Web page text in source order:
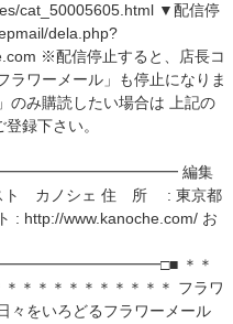
cat_50005605.html ▼配信停
dela.php?
※配信停止すると、店長コ
ラワーメール」も停止になりま
のみ購読したい場合は 上記の
録下さい。
編集
ト カノシェ 住 所 : 東京都
: http://www.kanoche.com/ お
＊＊
＊＊＊＊＊＊＊＊＊＊ フラワ
をいろどるフラワーメール